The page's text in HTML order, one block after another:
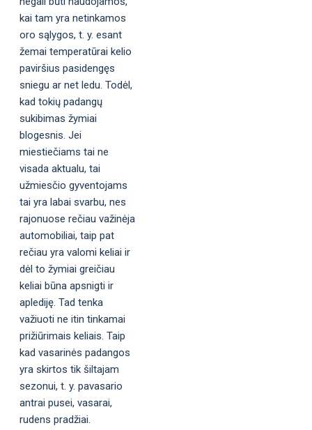
kai tam yra netinkamos
oro sąlygos, t. y. esant
žemai temperatūrai kelio
paviršius pasidengęs
sniegu ar net ledu. Todėl,
kad tokių padangų
sukibimas žymiai
blogesnis. Jei
miestiečiams tai ne
visada aktualu, tai
užmiesčio gyventojams
tai yra labai svarbu, nes
rajonuose rečiau važinėja
automobiliai, taip pat
rečiau yra valomi keliai ir
dėl to žymiai greičiau
keliai būna apsnigti ir
aplediję. Tad tenka
važiuoti ne itin tinkamai
prižiūrimais keliais. Taip
kad vasarinės padangos
yra skirtos tik šiltajam
sezonui, t. y. pavasario
antrai pusei, vasarai,
rudens pradžiai.